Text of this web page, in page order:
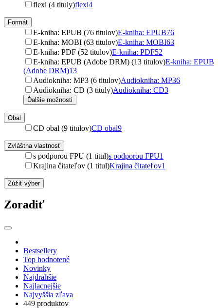
flexi (4 tituly)flexi4
Formát
E-kniha: EPUB (76 titulov)E-kniha: EPUB76
E-kniha: MOBI (63 titulov)E-kniha: MOBI63
E-kniha: PDF (52 titulov)E-kniha: PDF52
E-kniha: EPUB (Adobe DRM) (13 titulov)E-kniha: EPUB
(Adobe DRM)13
Audiokniha: MP3 (6 titulov)Audiokniha: MP36
Audiokniha: CD (3 tituly)Audiokniha: CD3
Ďalšie možnosti
Obal
CD obal (9 titulov)CD obal9
Zvláštna vlastnosť
s podporou FPU (1 titul)s podporou FPU1
Krajina čitateľov (1 titul)Krajina čitateľov1
Zúžiť výber
Zoradiť
Bestsellery
Top hodnotené
Novinky
Najdrahšie
Najlacnejšie
Najvyššia zľava
449 produktov